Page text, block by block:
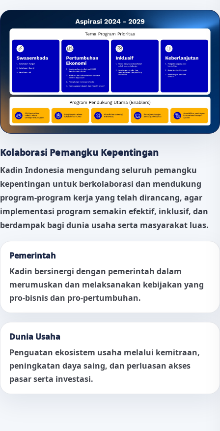
Kolaborasi Pemangku Kepentingan
Kadin Indonesia mengundang seluruh pemangku
kepentingan untuk berkolaborasi dan mendukung
program-program kerja yang telah dirancang, agar
implementasi program semakin efektif, inklusif, dan
berdampak bagi dunia usaha serta masyarakat luas.
Pemerintah
Kadin bersinergi dengan pemerintah dalam
merumuskan dan melaksanakan kebijakan yang
pro-bisnis dan pro-pertumbuhan.
Dunia Usaha
Penguatan ekosistem usaha melalui kemitraan,
peningkatan daya saing, dan perluasan akses
pasar serta investasi.